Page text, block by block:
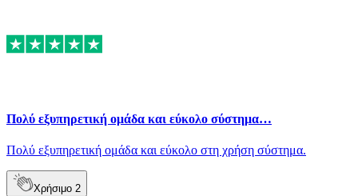
Πολύ εξυπηρετική ομάδα και εύκολο σύστημα…
Πολύ εξυπηρετική ομάδα και εύκολο στη χρήση σύστημα.
Χρήσιμο 2